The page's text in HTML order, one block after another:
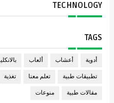
TECHNOLOGY
TAGS
أدوية أعشاب ألعاب
تطبيقات طبية تعلم معنا تغذية
مقالات طبية منوعات